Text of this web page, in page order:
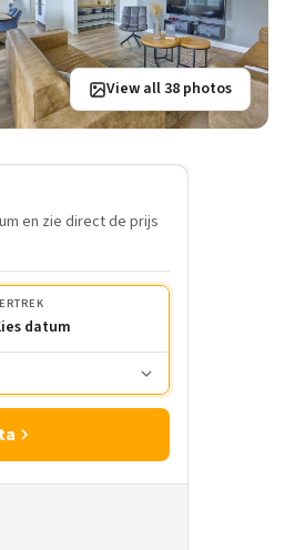
View all 38 photos
en zie direct de prijs
datum